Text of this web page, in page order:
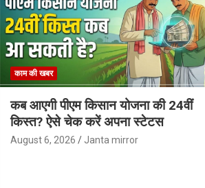
काम की खबर
कब आएगी पीएम किसान योजना की 24वीं
किस्त? ऐसे चेक करें अपना स्टेटस
August 6, 2026 Janta mirror